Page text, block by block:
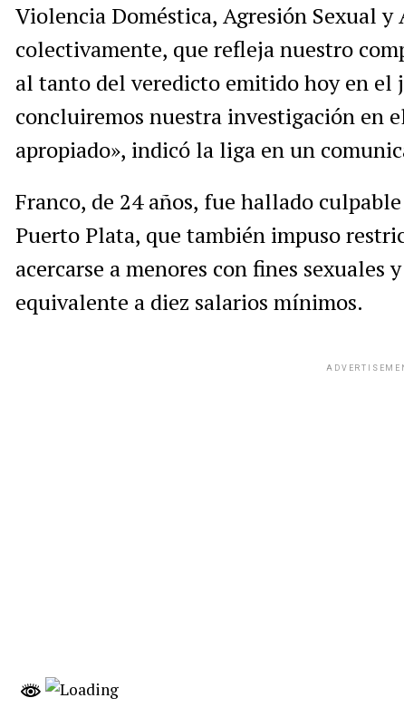
Violencia Doméstica, Agresión Sexual
colectivamente, que refleja nuestro
al tanto del veredicto emitido hoy en el
concluiremos nuestra investigación en
apropiado», indicó la liga en un
Franco, de 24 años, fue hallado
Puerto Plata, que también impuso
acercarse a menores con fines sexuales
equivalente a diez salarios mínimos.